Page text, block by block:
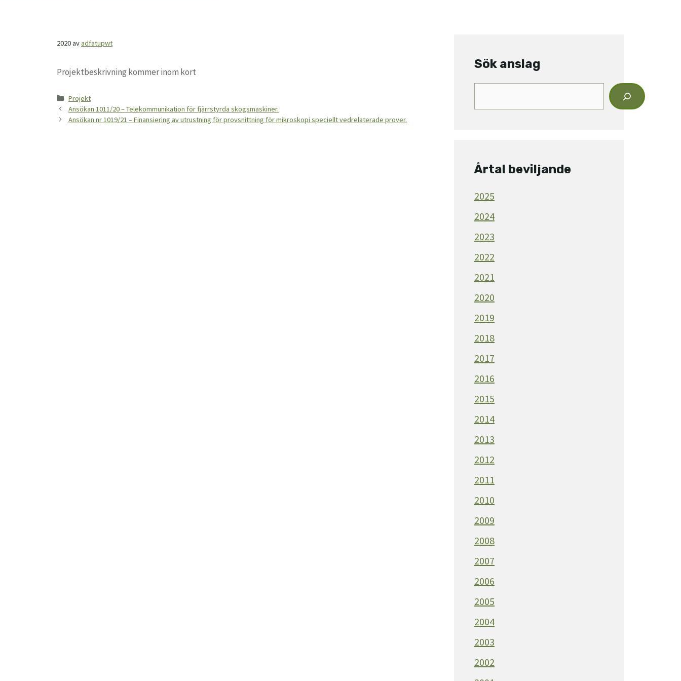
2020avadfatupwt
Projektbeskrivning kommer inom kort
Kategorier
Projekt
Ansökan 1011/20 – Telekommunikation för fjärrstyrda skogsmaskiner.
Ansökan nr 1019/21 – Finansiering av utrustning för provsnittning för mikroskopi speciellt vedrelaterade prover.
Sök anslag
Årtal beviljande
2025
2024
2023
2022
2021
2020
2019
2018
2017
2016
2015
2014
2013
2012
2011
2010
2009
2008
2007
2006
2005
2004
2003
2002